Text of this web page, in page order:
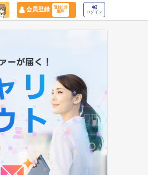
会員登録
登録1分
無料
ログイン